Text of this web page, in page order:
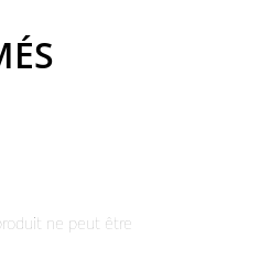
ne peut être